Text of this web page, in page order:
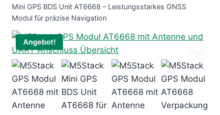
Mini GPS BDS Unit AT6668 – Leistungsstarkes GNSS
Modul für präzise Navigation
Angebot!